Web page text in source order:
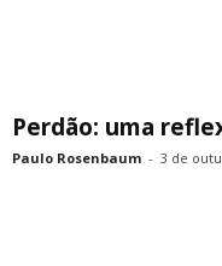
Perdão: uma
Paulo Rosenbaum - 3 de